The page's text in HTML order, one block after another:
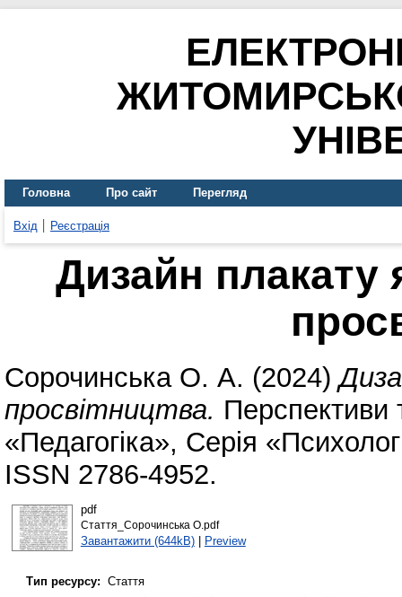
Головна Про сайт Перегляд
Вхід Реєстрація
Дизайн плакату
Сорочинська О. А. (2024)
просвітництва. Перспективи
«Педагогіка», Серія
ISSN 2786-4952.
pdf
Стаття_Сорочинська О.pdf
Завантажити (644kB)| Preview
Тип ресурсу: Стаття